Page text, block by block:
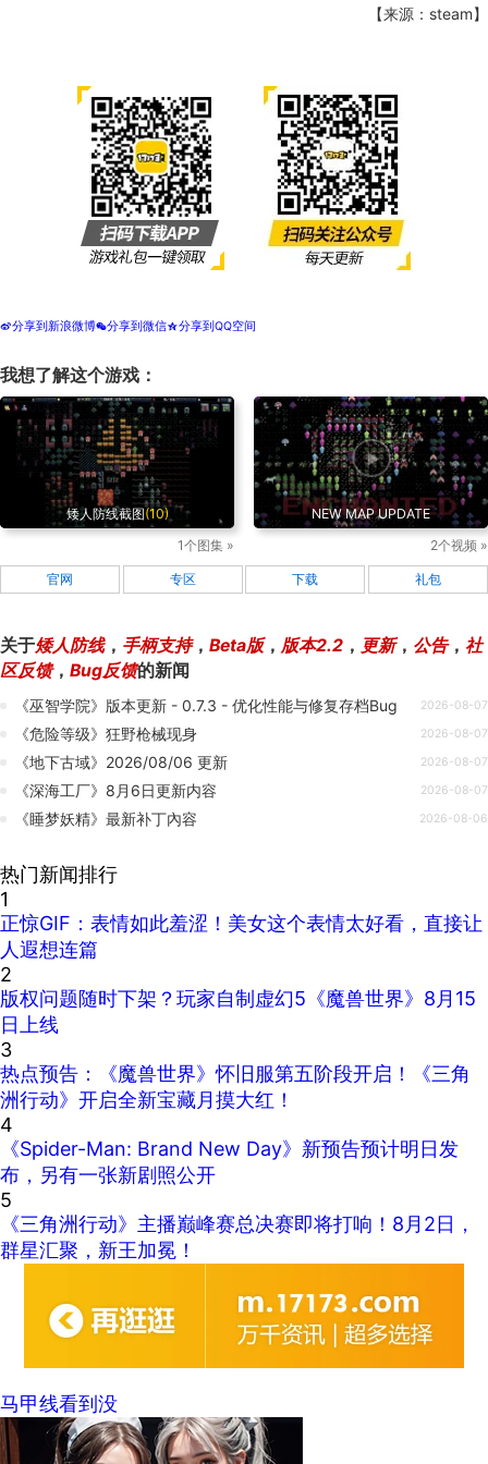
【来源：steam】
t分享到新浪微博w分享到微信z分享到QQ空间
我想了解这个游戏：
矮人防线截图(10)
1个图集 »
NEW MAP UPDATE
2个视频 »
官网 专区 下载 礼包
关于矮人防线， 手柄支持， Beta版， 版本2.2 ， 更新， 公告， 社
区反馈， Bug反馈的新闻
《巫智学院》版本更新 - 0.7.3 - 优化性能与修复存档Bug 2026-08-07
《危险等级》狂野枪械现身 2026-08-07
《地下古域》2026/08/06 更新 2026-08-07
《深海工厂》8月6日更新内容 2026-08-07
《睡梦妖精》最新补丁內容 2026-08-06
热门新闻排行
1
正惊GIF：表情如此羞涩！美女这个表情太好看，直接让
人遐想连篇
2
版权问题随时下架？玩家自制虚幻5《魔兽世界》8月15
日上线
3
热点预告：《魔兽世界》怀旧服第五阶段开启！《三角
洲行动》开启全新宝藏月摸大红！
4
《Spider-Man: Brand New Day》新预告预计明日发
布，另有一张新剧照公开
5
《三角洲行动》主播巅峰赛总决赛即将打响！8月2日，
群星汇聚，新王加冕！
马甲线看到没